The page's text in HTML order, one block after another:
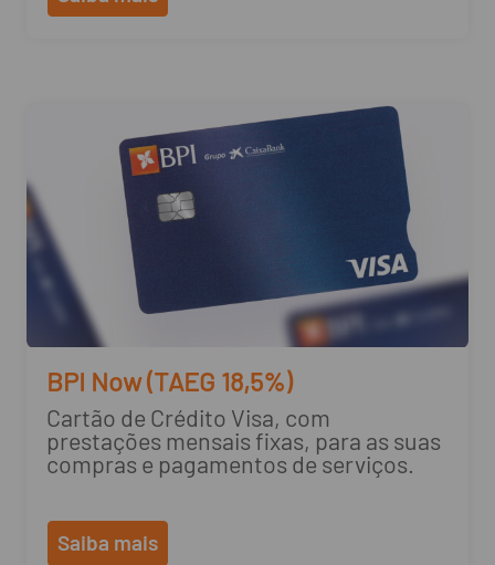
BPI Now (TAEG 18,5%)
Cartão de Crédito Visa, com
prestações mensais fixas, para as suas
compras e pagamentos de serviços.
Saiba mais